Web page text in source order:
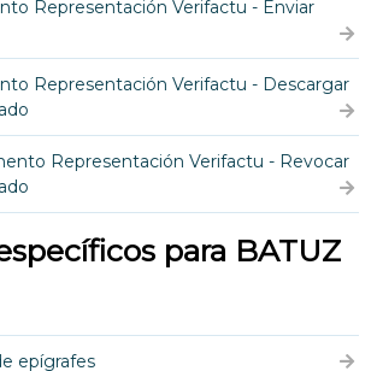
Representación Verifactu - Enviar
Representación Verifactu - Descargar
Representación Verifactu - Revocar
para BATUZ
epígrafes